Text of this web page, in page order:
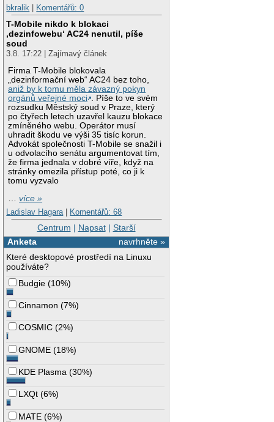
bkralik
Komentářů: 0
T-Mobile nikdo k blokaci
‚dezinfowebu‘ AC24 nenutil, píše
soud
3.8. 17:22 | Zajímavý článek
Firma T-Mobile blokovala
„dezinformační web“ AC24 bez toho,
aniž by k tomu měla závazný pokyn
orgánů veřejné moci . Píše to ve svém
rozsudku Městský soud v Praze, který
po čtyřech letech uzavřel kauzu blokace
zmíněného webu. Operátor musí
uhradit škodu ve výši 35 tisíc korun.
Advokát společnosti T-Mobile se snažil i
u odvolacího senátu argumentovat tím,
že firma jednala v dobré víře, když na
stránky omezila přístup poté, co ji k
tomu vyzvalo
…více »
Ladislav Hagara | Komentářů: 68
Centrum | Napsat| Starší
navrhněte »
Anketa
Které desktopové prostředí na Linuxu
používáte?
Budgie (10%)
Cinnamon (7%)
COSMIC (2%)
GNOME (18%)
KDE Plasma (30%)
LXQt (6%)
MATE (6%)